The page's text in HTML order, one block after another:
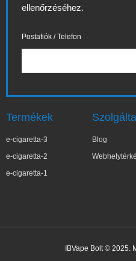
ellenőrzéséhez.
Postafiók / Telefon
Termékek
e-cigaretta-3
e-cigaretta-2
e-cigaretta-1
Blog
IBVape Bolt © 2025.
Joa***a